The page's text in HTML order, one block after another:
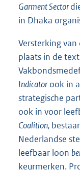
Garment Sector
in Dhaka
Versterking
plaats in de
Indicatorook in
strategische
ook in voor
Coalition,
Nederlandse
leefbaar loon
keurmerken.